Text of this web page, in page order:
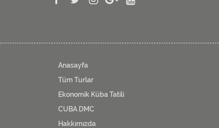
Anasayfa
Tüm Turlar
Ekonomik Küba Tatili
CUBA DMC
Hakkımızda